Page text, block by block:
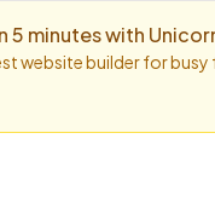
5 minutes with
website builder for